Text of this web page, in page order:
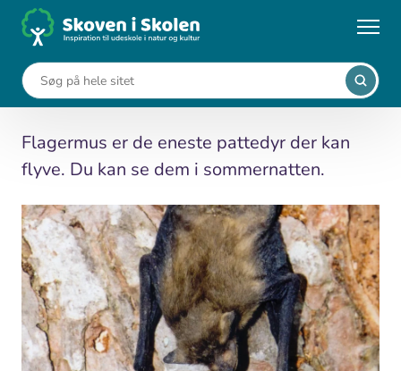
... Aktiviteter Se flagermus
Se flagermus
Flagermus er de eneste pattedyr der kan
flyve. Du kan se dem i sommernatten.